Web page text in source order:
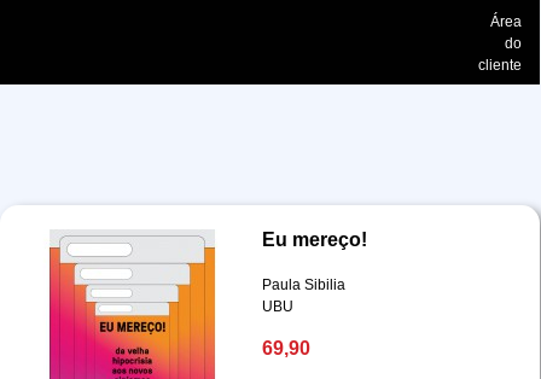
Área
do
cliente
Eu mereço!
Paula Sibilia
UBU
69,90